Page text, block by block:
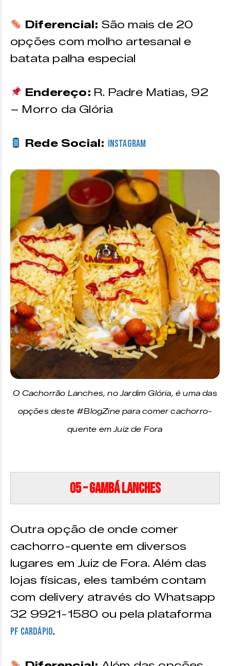
Diferencial: São mais de 20
opções com molho artesanal e
batata palha especial
Endereço: R. Padre Matias, 92
– Morro da Glória
Rede Social: Instagram
O Cachorrão Lanches, no Jardim Glória, é uma das
opções deste #BlogZine para comer cachorro-
quente em Juiz de Fora
05 – Gambá Lanches
Outra opção de onde comer
cachorro-quente em diversos
lugares em Juiz de Fora. Além das
lojas físicas, eles também contam
com delivery através do Whatsapp
32 9921-1580 ou pela plataforma
PF Cardápio.